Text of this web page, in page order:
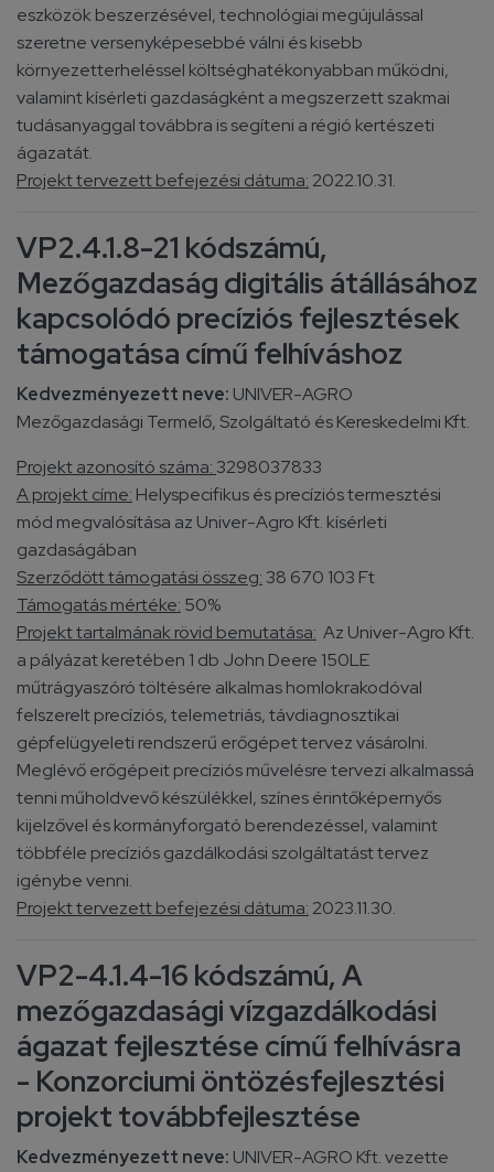
eszközök beszerzésével, technológiai megújulással
szeretne versenyképesebbé válni és kisebb
környezetterheléssel költséghatékonyabban működni,
valamint kísérleti gazdaságként a megszerzett szakmai
tudásanyaggal továbbra is segíteni a régió kertészeti
ágazatát.
Projekt tervezett befejezési dátuma: 2022.10.31.
VP2.4.1.8-21 kódszámú,
Mezőgazdaság digitális átállásához
kapcsolódó precíziós fejlesztések
támogatása című felhíváshoz
Kedvezményezett neve: UNIVER-AGRO
Mezőgazdasági Termelő, Szolgáltató és Kereskedelmi Kft.
Projekt azonosító száma: 3298037833
A projekt címe: Helyspecifikus és precíziós termesztési
mód megvalósítása az Univer-Agro Kft. kísérleti
gazdaságában
Szerződött támogatási összeg: 38 670 103 Ft
Támogatás mértéke: 50%
Projekt tartalmának rövid bemutatása: Az Univer-Agro Kft.
a pályázat keretében 1 db John Deere 150LE
műtrágyaszóró töltésére alkalmas homlokrakodóval
felszerelt precíziós, telemetriás, távdiagnosztikai
gépfelügyeleti rendszerű erőgépet tervez vásárolni.
Meglévő erőgépeit precíziós művelésre tervezi alkalmassá
tenni műholdvevő készülékkel, színes érintőképernyős
kijelzővel és kormányforgató berendezéssel, valamint
többféle precíziós gazdálkodási szolgáltatást tervez
igénybe venni.
Projekt tervezett befejezési dátuma: 2023.11.30.
VP2-4.1.4-16 kódszámú, A
mezőgazdasági vízgazdálkodási
ágazat fejlesztése című felhívásra
- Konzorciumi öntözésfejlesztési
projekt továbbfejlesztése
Kedvezményezett neve: UNIVER-AGRO Kft. vezette